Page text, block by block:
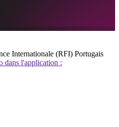
Internationale (RFI) Portugais
dans l'application :